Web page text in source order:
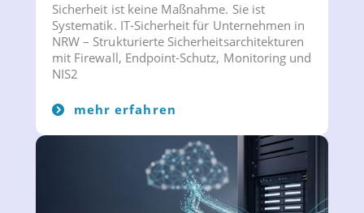
Sicherheit ist keine Maßnahme. Sie ist
Systematik. IT-Sicherheit für Unternehmen in
NRW – Strukturierte Sicherheitsarchitekturen
mit Firewall, Endpoint-Schutz, Monitoring und
NIS2
mehr erfahren